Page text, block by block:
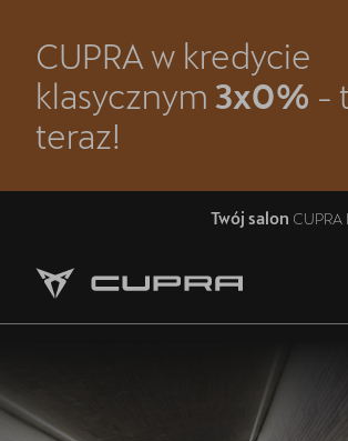
CUPRA w kredycie
klasycznym 3x0% -
teraz!
Twój salon
Strona główna
Jazda próbna CUPRĄ
Finansowanie